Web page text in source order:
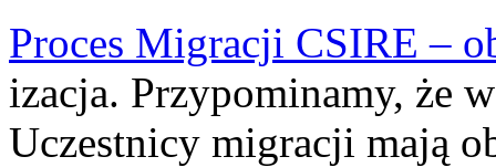
Proces Migracji CSIRE –
izacja. Przypominamy, że
Uczestnicy migracji mają